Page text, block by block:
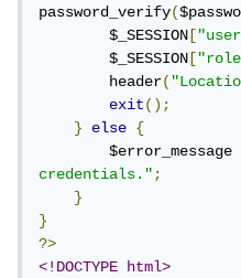
password_verify(
        $_SESSION
[
        $_SESSION
[
        header
(
exit();
}
else
{
credentials.";
}
}
?>
<!DOCTYPE html>